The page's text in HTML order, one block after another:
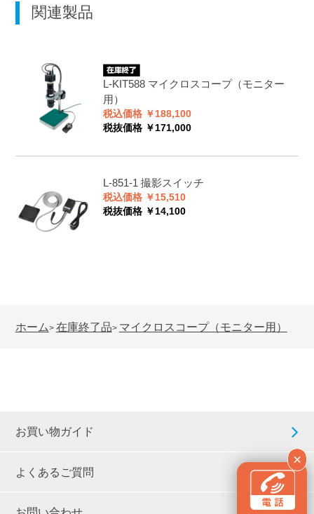
×
関連製品
L-KIT588 マイクロスコープ（モニター
用）
税込価格 ￥188,100
税抜価格 ￥171,000
L-851-1 撮影スイッチ
税込価格 ￥15,510
税抜価格 ￥14,100
ホーム> 在庫終了品> マイクロスコープ（モニター用）
お買い物ガイド
よくあるご質問